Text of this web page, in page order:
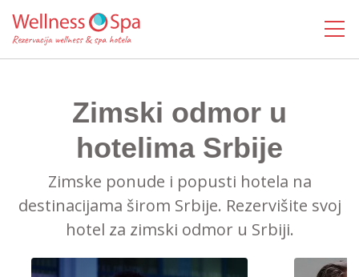
Zimski odmor u
hotelima Srbije
Zimske ponude i popusti hotela na
destinacijama širom Srbije. Rezervišite svoj
hotel za zimski odmor u Srbiji.